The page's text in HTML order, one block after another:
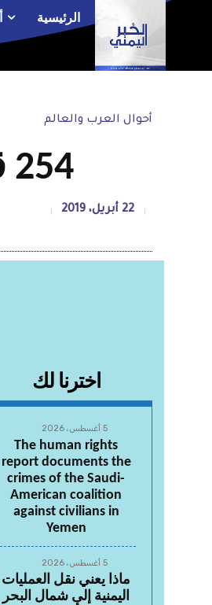
الرئيسية
أحوال العرب والعالم
254 قتيلًا ضحايا المعارك في ليبيا منذ بداية المعركة
22 أبريل، 2019
اخترنا لك
5 أغسطس، 2026
The human rights
report documents the
crimes of the Saudi-
American coalition
against civilians in
Yemen
5 أغسطس، 2026
ماذا يعني نقل العمليات
اليمنية إلى شمال البحر